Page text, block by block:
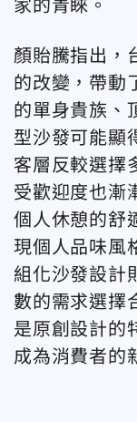
家的青睞。
顏貽騰指出，
的改變，帶動
的單身貴族、
型沙發可能顯
客層反較選擇
受歡迎度也漸
個人休憩的舒
現個人品味風
組化沙發設計
數的需求選擇
是原創設計的
成為消費者的